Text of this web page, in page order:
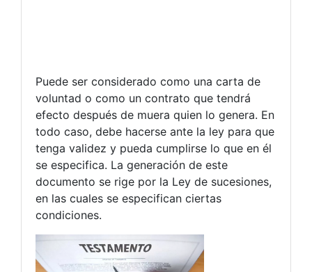
Puede ser considerado como una carta de
voluntad o como un contrato que tendrá
efecto después de muera quien lo genera. En
todo caso, debe hacerse ante la ley para que
tenga validez y pueda cumplirse lo que en él
se especifica. La generación de este
documento se rige por la Ley de sucesiones,
en las cuales se especifican ciertas
condiciones.